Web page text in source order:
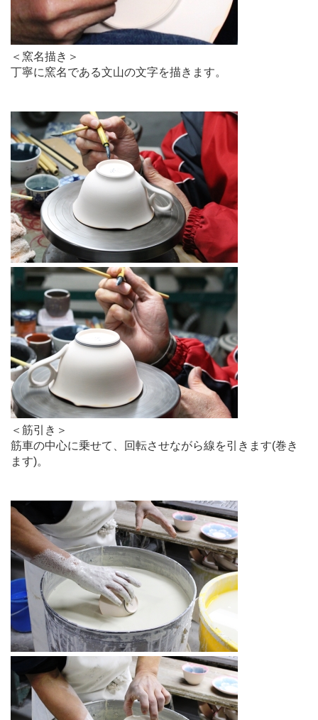
＜窯名描き＞
丁寧に窯名である文山の文字を描きます。
＜筋引き＞
筋車の中心に乗せて、回転させながら線を引きます(巻き
ます)。